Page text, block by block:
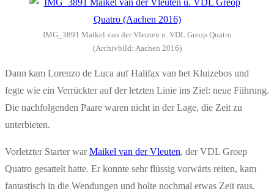
IMG_3891 Maikel van der Vleuten u. VDL Greop Quatro
(Archivbild: Aachen 2016)
Dann kam Lorenzo de Luca auf Halifax van het Kluizebos und
fegte wie ein Verrückter auf der letzten Linie ins Ziel: neue Führung.
Die nachfolgenden Paare waren nicht in der Lage, die Zeit zu
unterbieten.
Vorletzter Starter warMaikel van der Vleuten, der VDL Groep
Quatro gesattelt hatte. Er konnte sehr flüssig vorwärts reiten, kam
fantastisch in die Wendungen und holte nochmal etwas Zeit raus.